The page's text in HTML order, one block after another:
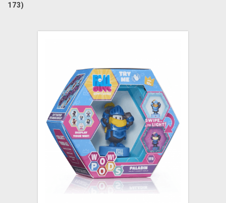
XZONE KLUB
TCG & BOARDGAME HUB
VÝKUP HER (BAZAR)
173)